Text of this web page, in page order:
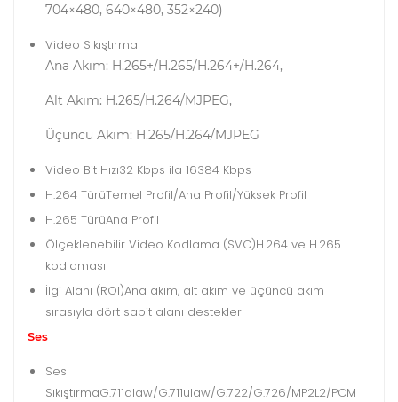
704×480, 640×480, 352×240)
Video Sıkıştırma
Ana Akım: H.265+/H.265/H.264+/H.264,
Alt Akım: H.265/H.264/MJPEG,
Üçüncü Akım: H.265/H.264/MJPEG
Video Bit Hızı32 Kbps ila 16384 Kbps
H.264 TürüTemel Profil/Ana Profil/Yüksek Profil
H.265 TürüAna Profil
Ölçeklenebilir Video Kodlama (SVC)H.264 ve H.265
kodlaması
İlgi Alanı (ROI)Ana akım, alt akım ve üçüncü akım
sırasıyla dört sabit alanı destekler
Ses
Ses
SıkıştırmaG.711alaw/G.711ulaw/G.722/G.726/MP2L2/PCM